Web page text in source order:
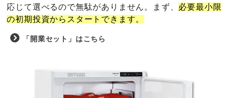
応じて選べるので無駄がありません。まず、 必要最小限
の初期投資からスタートできます。
「開業セット」はこちら